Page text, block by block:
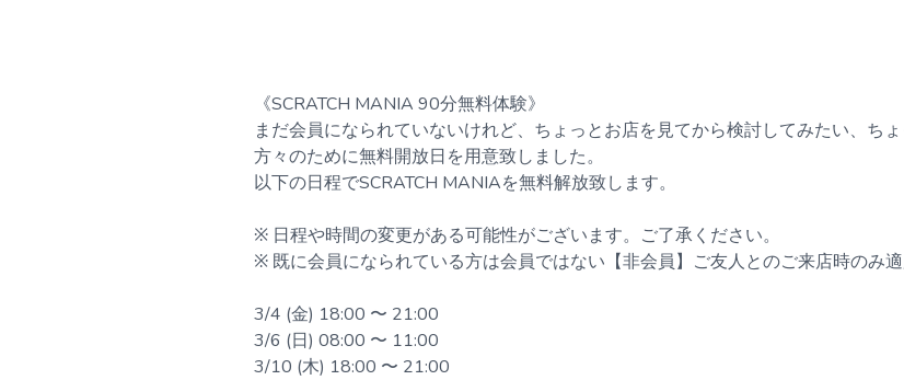
《SCRATCH MANIA 90分無料体験》
まだ会員になられていないけれど、ちょっとお店を見てから検討してみたい、ち
方々のために無料開放日を用意致しました。
以下の日程でSCRATCH MANIAを無料解放致します。
※ 日程や時間の変更がある可能性がございます。ご了承ください。
※ 既に会員になられている方は会員ではない【非会員】ご友人とのご来店時のみ
3/4 (金) 18:00 〜 21:00
3/6 (日) 08:00 〜 11:00
3/10 (木) 18:00 〜 21:00